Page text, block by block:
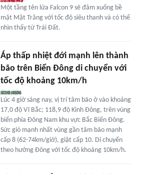
Một tầng tên lửa Falcon 9 sẽ đâm xuống bề
mặt Mặt Trăng với tốc độ siêu thanh và có thể
nhìn thấy từ Trái Đất.
Áp thấp nhiệt đới mạnh lên thành
bão trên Biển Đông di chuyển với
tốc độ khoảng 10km/h
Lúc 4 giờ sáng nay, vị trí tâm bão ở vào khoảng
17,0 độ Vĩ Bắc; 118,9 độ Kinh Đông, trên vùng
biển phía Đông Nam khu vực Bắc Biển Đông.
Sức gió mạnh nhất vùng gần tâm bão mạnh
cấp 8 (62-74km/giờ), giật cấp 10. Di chuyển
theo hướng Đông với tốc độ khoảng 10km/h.